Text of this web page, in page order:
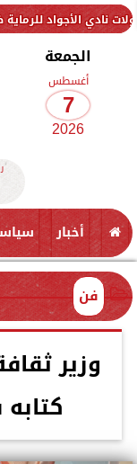
للرماية ضمن مهرجان
الجمعة
أغسطس
7
2026
أخبار
فن
وزير